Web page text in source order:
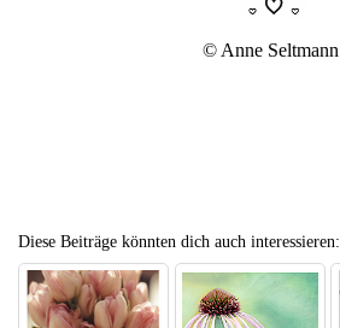
© Anne Seltmann
Diese Beiträge könnten dich auch interessieren: